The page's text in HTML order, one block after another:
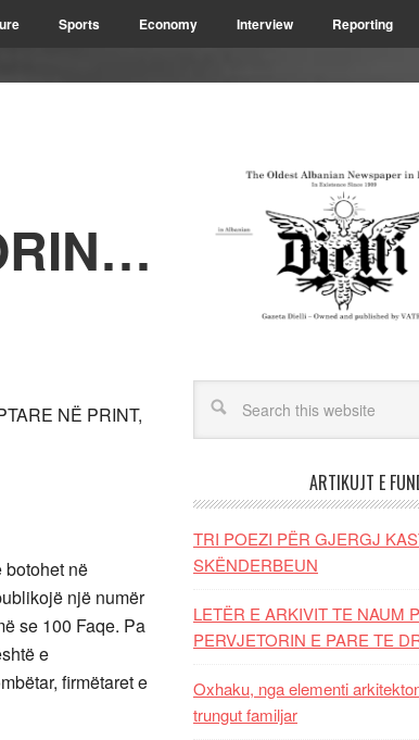
Sports Economy Interview Reporting
NË PRINT,
botohet në
një numër
se 100 Faqe. Pa
e
firmëtaret e
ARTIKUJT E
TRI POEZI PËR GJERGJ
SKËNDERBEUN
LETËR E ARKIVIT TE NAUM
PERVJETORIN E PARE TE
Oxhaku, nga elementi
trungut familjar